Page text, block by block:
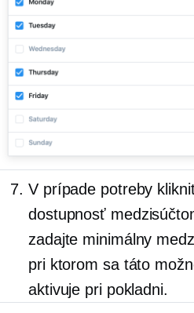
V prípade potreby
dostupnosť
zadajte minimálny
pri ktorom sa táto
aktivuje pri pokladni.